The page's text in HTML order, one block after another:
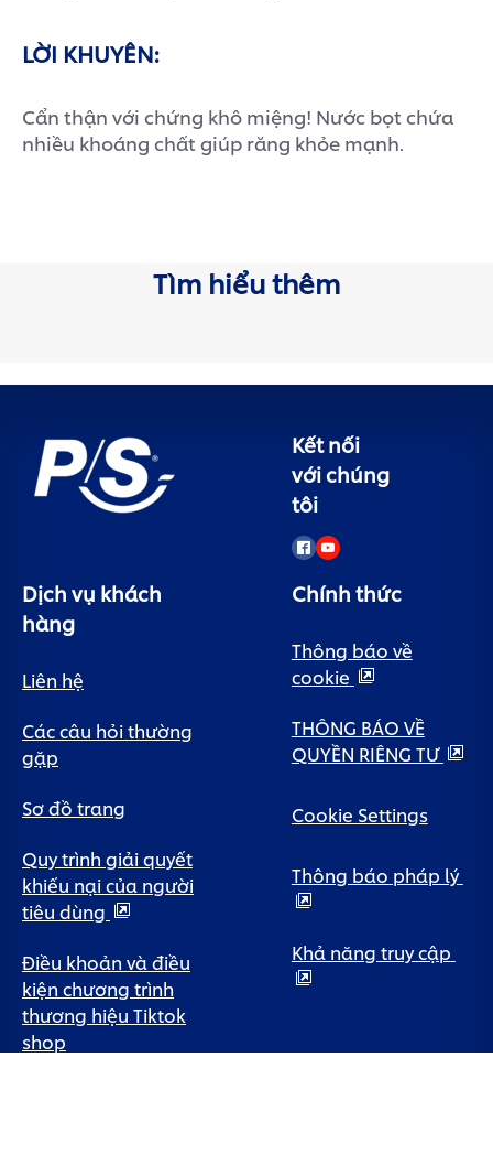
LỜI KHUYÊN:
Cẩn thận với chứng khô miệng! Nước bọt chứa
nhiều khoáng chất giúp răng khỏe mạnh.
Tìm hiểu thêm
Kết nối
với chúng
tôi
Dịch vụ khách
hàng
Liên hệ
Các câu hỏi thường
gặp
Sơ đồ trang
Quy trình giải quyết
khiếu nại của người
tiêu dùng
Điều khoản và điều
kiện chương trình
thương hiệu Tiktok
shop
Chính thức
Thông báo về
cookie
THÔNG BÁO VỀ
QUYỀN RIÊNG TƯ
Cookie Settings
Thông báo pháp lý
Khả năng truy cập